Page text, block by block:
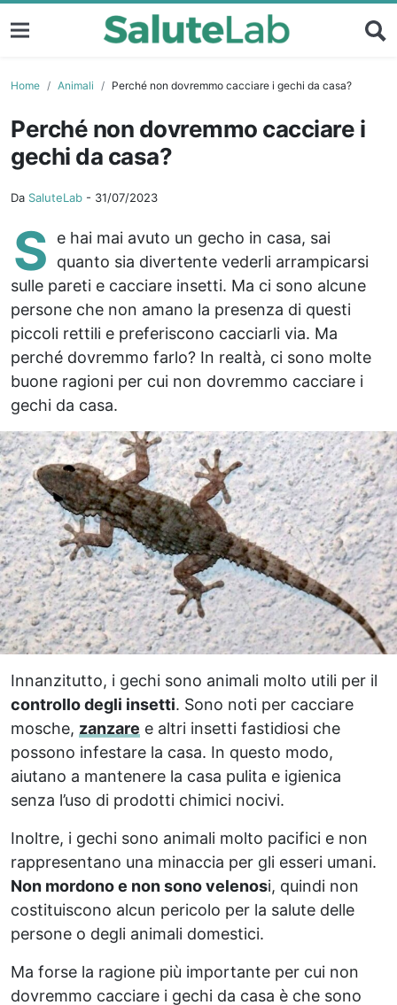
Home Animali Perché non dovremmo cacciare i gechi da casa?
Perché non dovremmo cacciare i
gechi da casa?
Da SaluteLab - 31/07/2023
S
e hai mai avuto un gecho in casa, sai
quanto sia divertente vederli arrampicarsi
sulle pareti e cacciare insetti. Ma ci sono alcune
persone che non amano la presenza di questi
piccoli rettili e preferiscono cacciarli via. Ma
perché dovremmo farlo? In realtà, ci sono molte
buone ragioni per cui non dovremmo cacciare i
gechi da casa.
Innanzitutto, i gechi sono animali molto utili per il
controllo degli insetti. Sono noti per cacciare
mosche, zanzare e altri insetti fastidiosi che
possono infestare la casa. In questo modo,
aiutano a mantenere la casa pulita e igienica
senza l’uso di prodotti chimici nocivi.
Inoltre, i gechi sono animali molto pacifici e non
rappresentano una minaccia per gli esseri umani.
Non mordono e non sono velenosi, quindi non
costituiscono alcun pericolo per la salute delle
persone o degli animali domestici.
Ma forse la ragione più importante per cui non
dovremmo cacciare i gechi da casa è che sono